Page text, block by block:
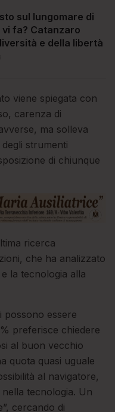
sul lungomare di
fa? Catanzaro
e della libertà
viene spiegata con
carenza di
ma solleva
strumenti
di chiunque
ricerca
che ha analizzato
la tecnologia alla
possono essere
preferisce chiedere
al buon vecchio
quota quasi uguale
al navigatore,
tecnologia. Un
cercando di